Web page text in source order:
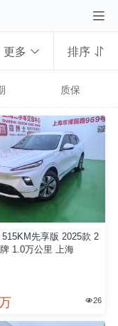

更多  排序 
质保
先享版 2025款 2
1.0万公里 上海
26